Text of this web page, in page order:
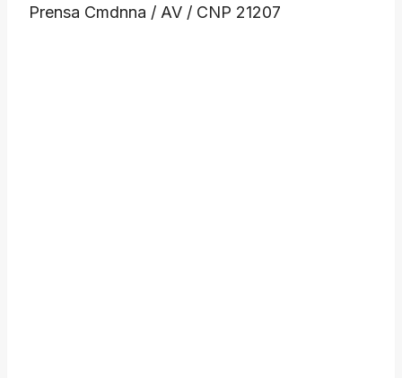
Prensa Cmdnna / AV / CNP 21207